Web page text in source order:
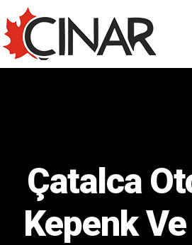
Çatalca
Kepenk